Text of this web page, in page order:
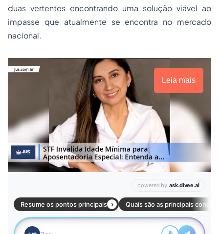
duas vertentes encontrando uma solução viável ao
impasse que atualmente se encontra no mercado
nacional.
Leia mais